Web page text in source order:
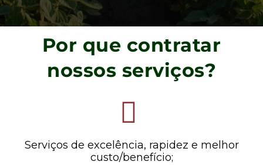
Por que contratar
nossos serviços?
Serviços de excelência, rapidez e melhor
custo/benefício;